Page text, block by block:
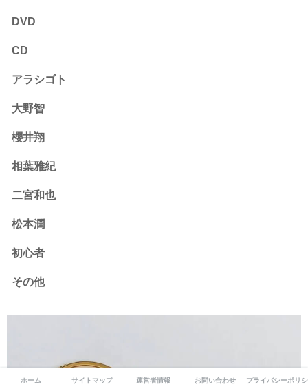
DVD
CD
アラシゴト
大野智
櫻井翔
相葉雅紀
二宮和也
松本潤
初心者
その他
ホーム サイトマップ 運営者情報 お問い合わせ プライバシーポリ